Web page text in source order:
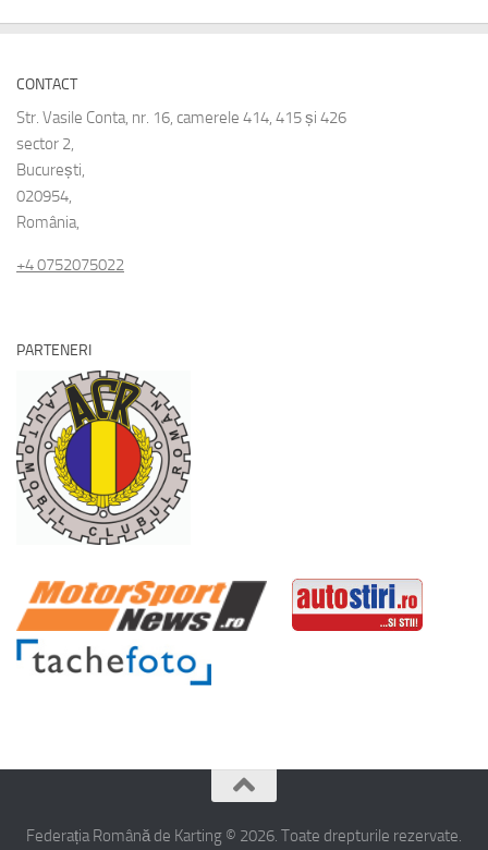
CONTACT
Str. Vasile Conta, nr. 16, camerele 414, 415 și 426
sector 2,
București,
020954,
România,
+4 0752075022
PARTENERI
Federația Română de Karting © 2026. Toate drepturile rezervate.